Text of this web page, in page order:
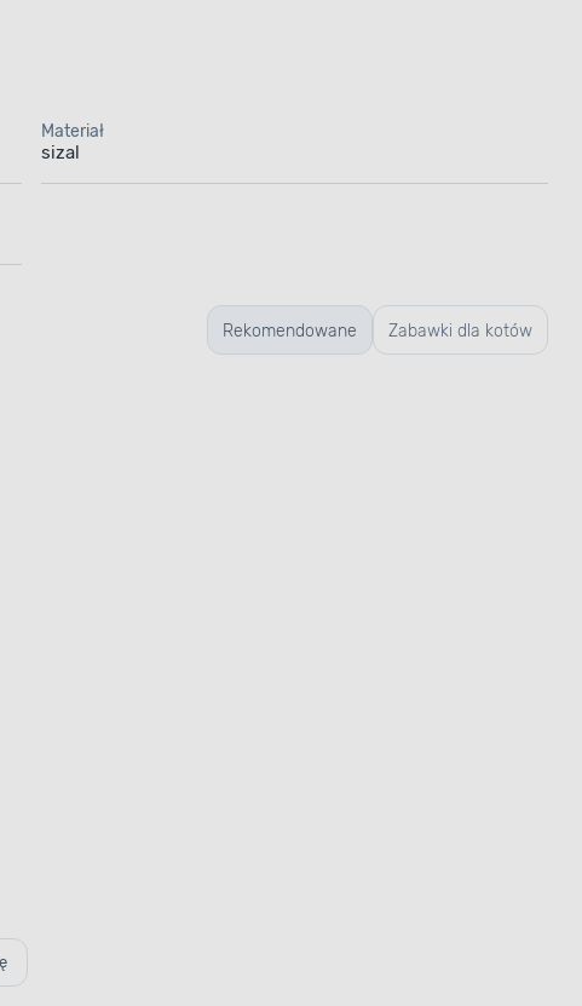
Materiał
sizal
Rekomendowane Zabawki dla kotów